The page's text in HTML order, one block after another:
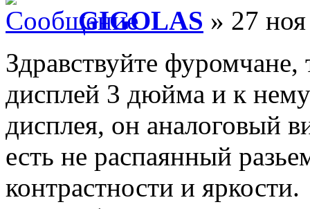
GIGOLAS » 27
Здравствуйте
дисплей 3 дюйма и к
дисплея, он аналоговый
есть не распаянный
контрастности и яркости.